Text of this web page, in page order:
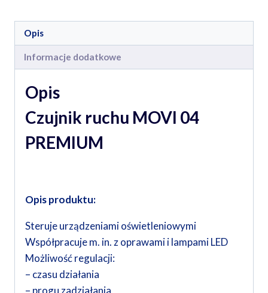
Opis
Informacje dodatkowe
Opis
Czujnik ruchu MOVI 04
PREMIUM
Opis produktu:
Steruje urządzeniami oświetleniowymi
Współpracuje m. in. z oprawami i lampami LED
Możliwość regulacji:
– czasu działania
– progu zadziałania